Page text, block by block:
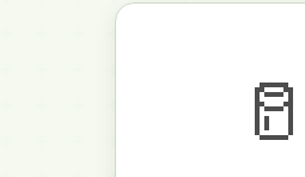
🥛